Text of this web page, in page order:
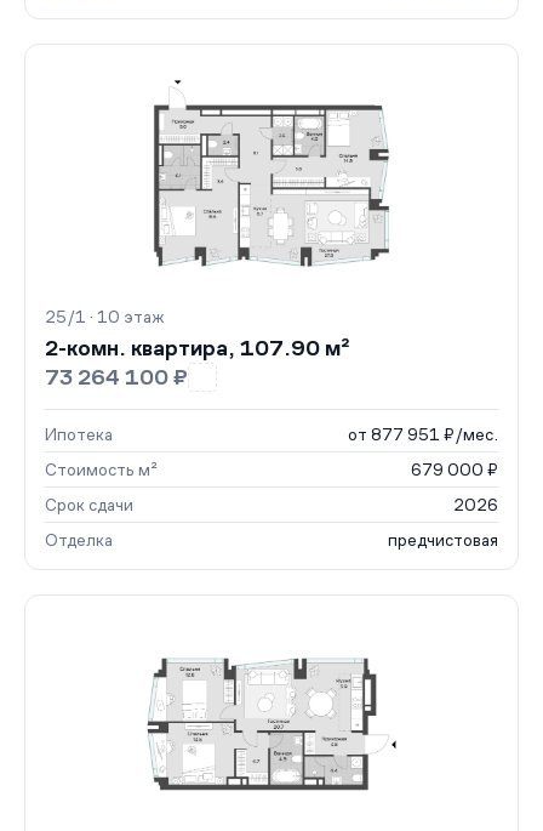
25/1 · 10 этаж
2-комн. квартира, 107.90 м²
73 264 100 ₽
Ипотека
от 877 951 ₽/мес.
Стоимость м²
679 000 ₽
Срок сдачи
2026
Отделка
предчистовая